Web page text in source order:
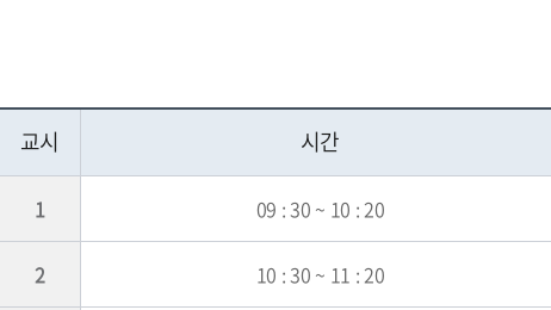
교시 시간
1 09 : 30 ~ 10 : 20
2 10 : 30 ~ 11 : 20